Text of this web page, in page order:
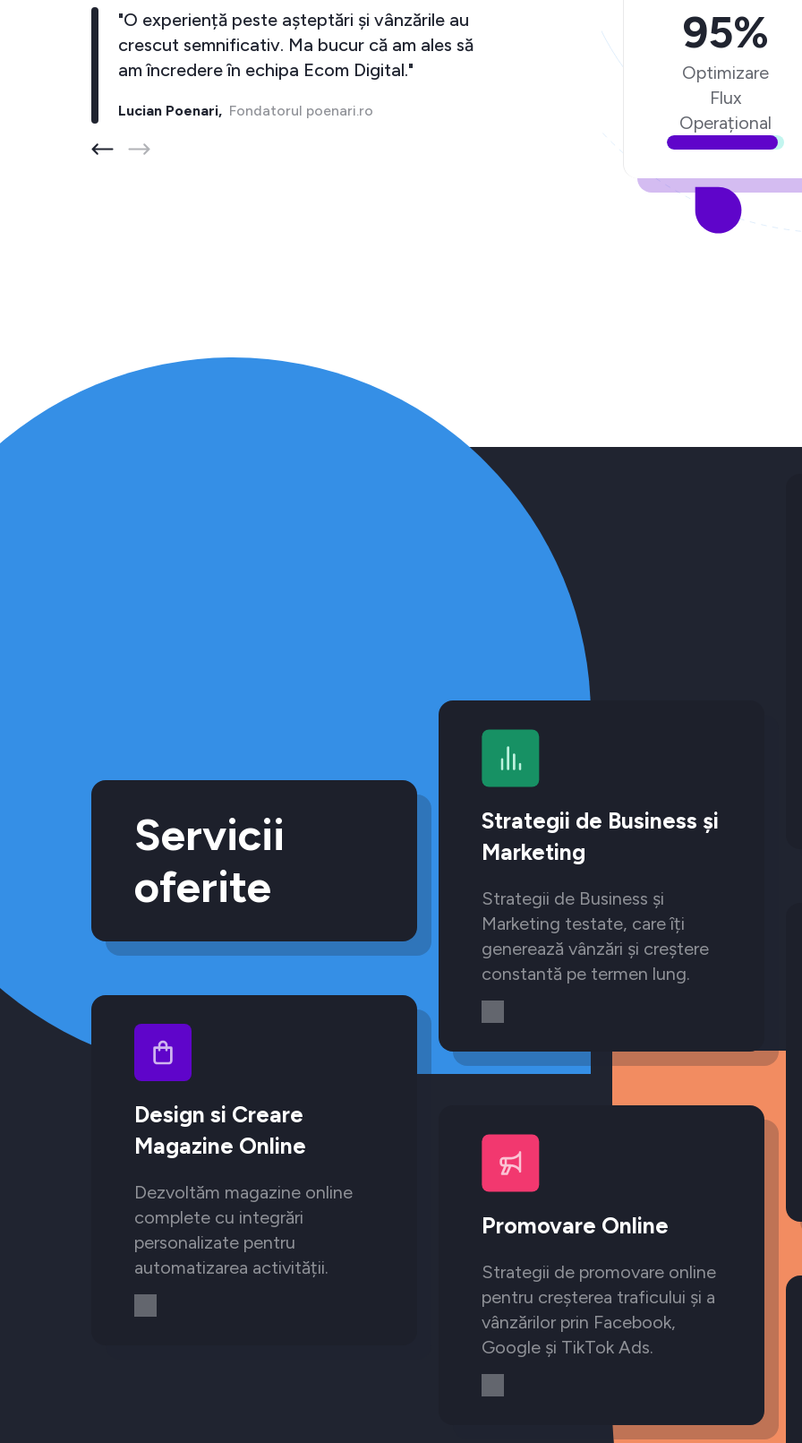
ul meu a crescut
data cand investesc
putin 10 inapoi."
barber-store.ro
"O experiență peste așteptări și vânzările au
crescut semnificativ. Ma bucur că am ales să
am încredere în echipa Ecom Digital."
Lucian Poenari,Fondatorul poenari.ro
95%
Optimizare
Flux
Operațional
Servicii
oferite
Design si Creare
Magazine Online
Dezvoltăm magazine online
complete cu integrări
personalizate pentru
automatizarea activității.
Strategii de Business și
Marketing
Strategii de Business și
Marketing testate, care îți
generează vânzări și creștere
constantă pe termen lung.
Promovare Online
Strategii de promovare online
pentru creșterea traficului și a
vânzărilor prin Facebook,
Google și TikTok Ads.